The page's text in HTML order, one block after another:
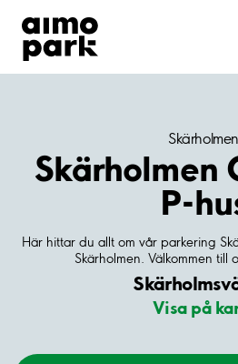
Hitta parkering
Samarbete
Kundservice
Skärholmen
Skärholmen
P-
Här hittar du allt om vår parkering
Skärholmen. Välkommen till
Visa på